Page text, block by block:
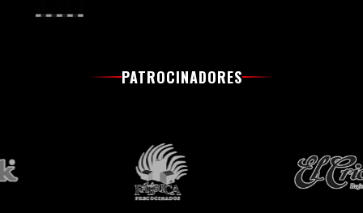
PATROCINADORES